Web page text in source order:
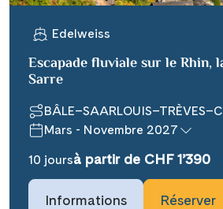
Edelweiss
Escapade fluviale sur le Rhin,
Sarre
Mars - Novembre 2027
10 joursà partir de CHF 1’390
Informations Réserver